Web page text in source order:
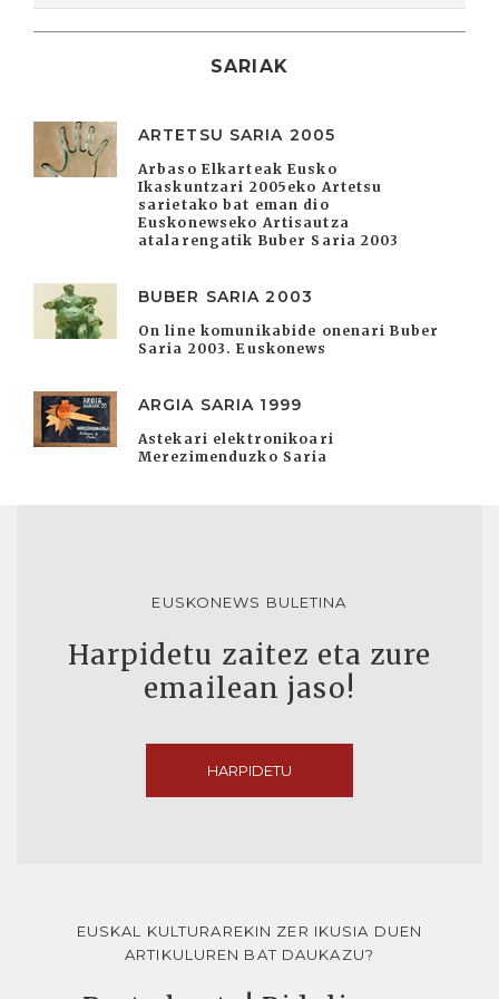
SARIAK
ARTETSU SARIA 2005
Arbaso Elkarteak Eusko
Ikaskuntzari 2005eko Artetsu
sarietako bat eman dio
Euskonewseko Artisautza
atalarengatik Buber Saria 2003
BUBER SARIA 2003
On line komunikabide onenari Buber
Saria 2003. Euskonews
ARGIA SARIA 1999
Astekari elektronikoari
Merezimenduzko Saria
EUSKONEWS BULETINA
Harpidetu zaitez eta zure
emailean jaso!
HARPIDETU
EUSKAL KULTURAREKIN ZER IKUSIA DUEN
ARTIKULUREN BAT DAUKAZU?